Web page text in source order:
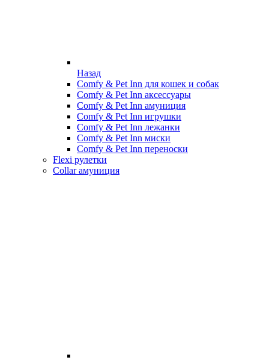
Назад
Comfy & Pet Inn для кошек и собак
Comfy & Pet Inn аксессуары
Comfy & Pet Inn амуниция
Comfy & Pet Inn игрушки
Comfy & Pet Inn лежанки
Comfy & Pet Inn миски
Comfy & Pet Inn переноски
Flexi рулетки
Collar амуниция